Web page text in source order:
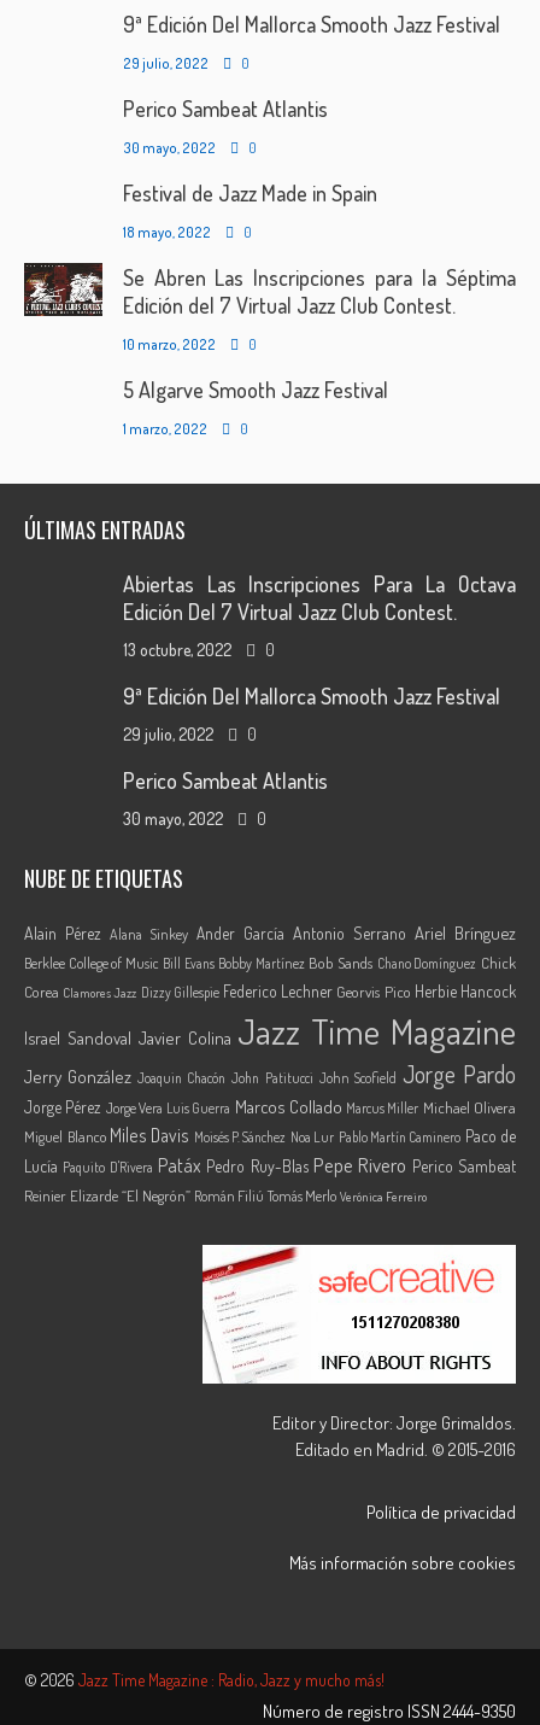
9ª Edición Del Mallorca Smooth Jazz Festival
29 julio, 2022 0
Perico Sambeat Atlantis
30 mayo, 2022 0
Festival de Jazz Made in Spain
18 mayo, 2022 0
Se Abren Las Inscripciones para la Séptima
Edición del 7 Virtual Jazz Club Contest.
10 marzo, 2022 0
5 Algarve Smooth Jazz Festival
1 marzo, 2022 0
ÚLTIMAS ENTRADAS
Abiertas Las Inscripciones Para La Octava
Edición Del 7 Virtual Jazz Club Contest.
13 octubre, 2022 0
9ª Edición Del Mallorca Smooth Jazz Festival
29 julio, 2022 0
Perico Sambeat Atlantis
30 mayo, 2022 0
NUBE DE ETIQUETAS
Alain Pérez Alana Sinkey Ander García Antonio Serrano Ariel Brínguez
Berklee College of Music Bill Evans Bobby Martínez Bob Sands Chano Domínguez Chick
Corea Clamores Jazz Dizzy Gillespie Federico Lechner Georvis Pico Herbie Hancock
Israel Sandoval Javier Colina Jazz Time Magazine
Jerry González Joaquin Chacón John Patitucci John Scofield Jorge Pardo
Jorge Pérez Jorge Vera Luis Guerra Marcos Collado Marcus Miller Michael Olivera
Miguel Blanco Miles Davis Moisés P. Sánchez Noa Lur Pablo Martín Caminero Paco de
Lucía Paquito D'Rivera Patáx Pedro Ruy-Blas Pepe Rivero Perico Sambeat
Reinier Elizarde “El Negrón” Román Filiú Tomás Merlo Verónica Ferreiro
Editor y Director: Jorge Grimaldos.
Editado en Madrid. © 2015-2016
Política de privacidad
Más información sobre cookies
© 2026 Jazz Time Magazine : Radio, Jazz y mucho más!
Número de registro ISSN 2444-9350